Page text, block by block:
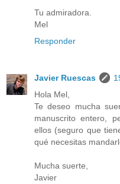
Tu admiradora.
Mel
Responder
Javier Ruescas
Hola Mel,
Te deseo mucha
manuscrito entero,
ellos (seguro que
qué necesitas
Mucha suerte,
Javier